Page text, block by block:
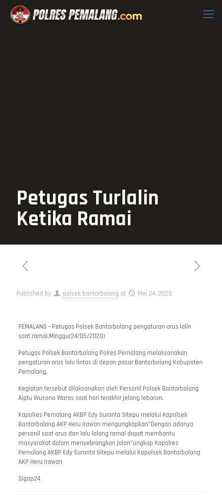
Petugas Turlalin
Ketika Ramai
Published by polsek bantarbolang at Mei 24, 2020
PEMALANG – Petugas Polsek Bantarbolang pengaturan arus lalin
saat ramai.Minggu(24/05/2020)
Petugas Polsek Bantarbolang Polres Pemalang melaksanakan
pengaturan arus lalu lintas di depan pasar Bantarbolang Kabupaten
Pemalang.
Kegiatan tersebut dilaksanakan oleh Personil Polsek Bantarbolang
Aiptu Wusono Waras saat hari terakhir jelang lebaran.
Kapolres Pemalang AKBP Edy Suranta Sitepu melalui Kapolsek
Bantarbolang AKP Heru Irawan mengungkapkan”Dengan adanya
personil saat arus dan lalu lalang ramai dapat membantu
masyarakat dalam menyebrangkan jalan”ungkap Kapolres
Pemalang AKBP Edy Suranta Sitepu melalui Kapolsek Bantarbolang
AKP Heru Irawan
Sigap24